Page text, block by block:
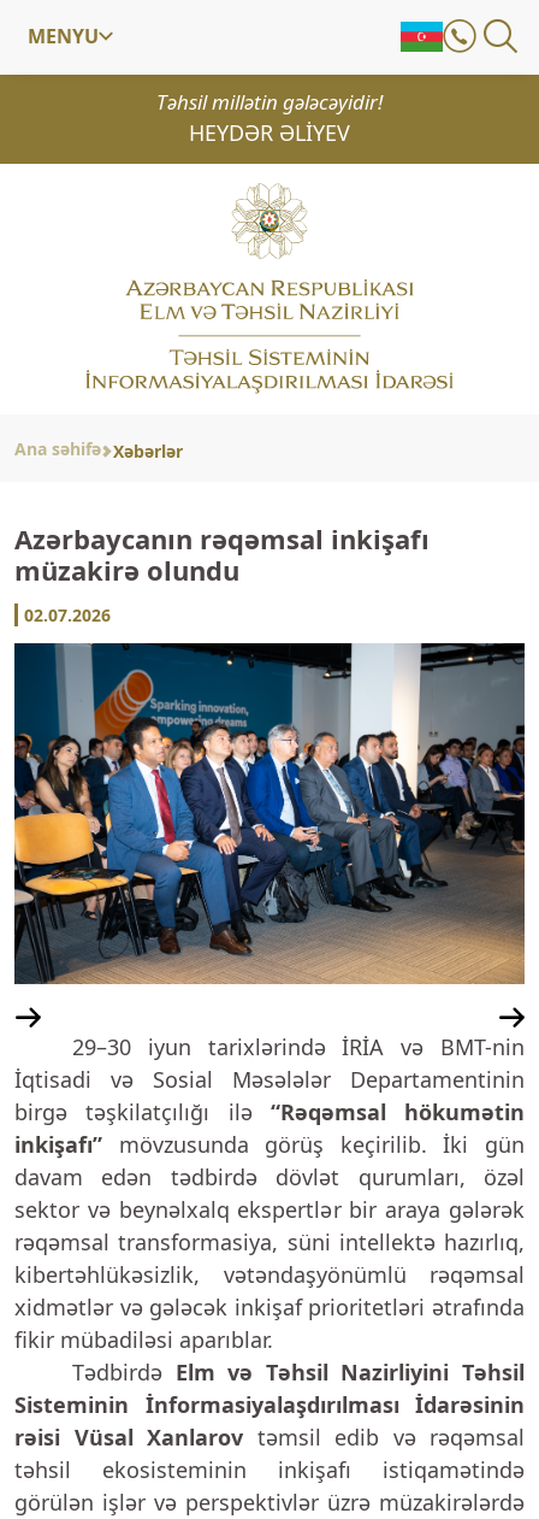
MENYU
Təhsil millətin gələcəyidir!
HEYDƏR ƏLİYEV
Ana səhifə Xəbərlər
Azərbaycanın rəqəmsal inkişafı
müzakirə olundu
02.07.2026
29–30 iyun tarixlərində İRİA və BMT-nin
İqtisadi və Sosial Məsələlər Departamentinin
birgə təşkilatçılığı ilə “Rəqəmsal hökumətin
inkişafı” mövzusunda görüş keçirilib. İki gün
davam edən tədbirdə dövlət qurumları, özəl
sektor və beynəlxalq ekspertlər bir araya gələrək
rəqəmsal transformasiya, süni intellektə hazırlıq,
kibertəhlükəsizlik, vətəndaşyönümlü rəqəmsal
xidmətlər və gələcək inkişaf prioritetləri ətrafında
fikir mübadiləsi aparıblar.
Tədbirdə Elm və Təhsil Nazirliyini Təhsil
Sisteminin İnformasiyalaşdırılması İdarəsinin
rəisi Vüsal Xanlarov təmsil edib və rəqəmsal
təhsil ekosisteminin inkişafı istiqamətində
görülən işlər və perspektivlər üzrə müzakirələrdə